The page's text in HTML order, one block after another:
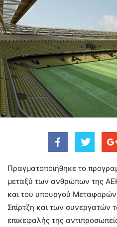
Πραγματοποιήθηκε το
μεταξύ των ανθρώπων της
και του υπουργού
Σπίρτζη και των συνεργατών
επικεφαλής της